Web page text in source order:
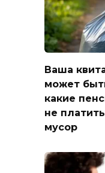
Ваша
может
какие
не
мусор